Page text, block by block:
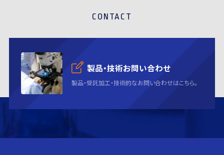
CONTACT
製品・技術お問い合わせ
製品・受託加工・技術的なお問い合わせはこちら。